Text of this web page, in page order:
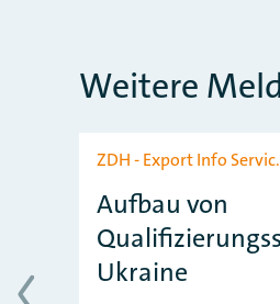
Weitere
Slider überspringen
ZDH - Export Info
Aufbau von
Ukraine